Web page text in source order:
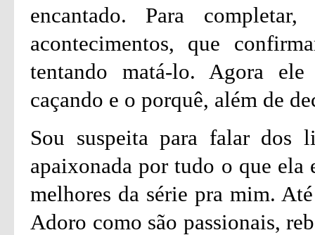
encantado. Para
acontecimentos, que
tentando matá-lo. Agora
caçando e o porquê, além de
Sou suspeita para falar dos
apaixonada por tudo o que ela
melhores da série pra mim.
Adoro como são passionais,